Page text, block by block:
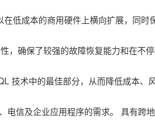
低成本的商用硬件上横向扩展，同时
，确保了较强的故障恢复能力和在不
技术中的最佳部分，从而降低成本、
电信及企业应用程序的需求。 具有跨